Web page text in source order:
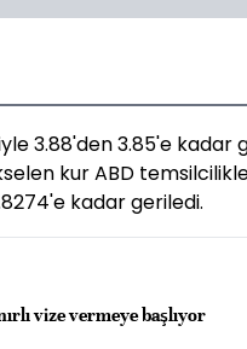
3.88'den 3.85'e kadar
kur ABD
kadar geriledi.
vize vermeye başlıyor